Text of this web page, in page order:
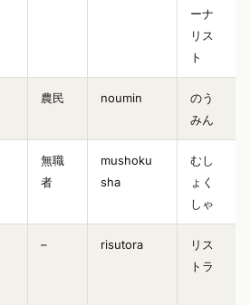
ーナ
リス
ト
農民 noumin
のう
みん
無職
者
mushoku
sha
むし
ょく
しゃ
– risutora
リス
トラ